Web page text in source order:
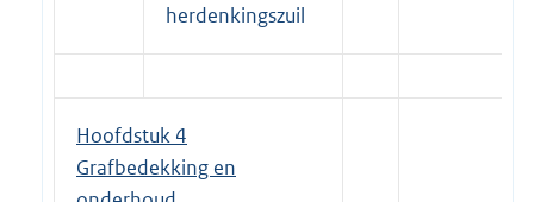
herdenkingszuil
Hoofdstuk 4
Grafbedekking en